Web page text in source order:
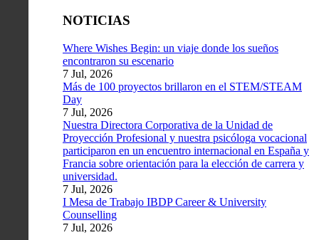
NOTICIAS
Where Wishes Begin: un viaje donde los sueños
encontraron su escenario
7 Jul, 2026
Más de 100 proyectos brillaron en el STEM/STEAM
Day
7 Jul, 2026
Nuestra Directora Corporativa de la Unidad de
Proyección Profesional y nuestra psicóloga vocacional
participaron en un encuentro internacional en España y
Francia sobre orientación para la elección de carrera y
universidad.
7 Jul, 2026
I Mesa de Trabajo IBDP Career & University
Counselling
7 Jul, 2026